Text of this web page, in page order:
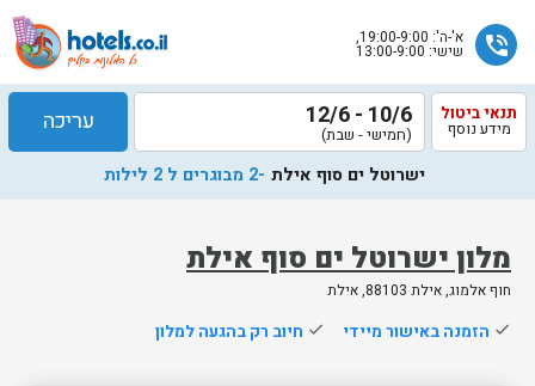
phone_in_talk א'-ה': 19:00-9:00,
שישי: 13:00-9:00
מלון ישרוטל ים סוף אילת
חוף אלמוג, אילת 88103, אילת
תנאי ביטול
מידע נוסף 10/6 - 12/6
(חמישי - שבת) עריכה
ישרוטל ים סוף אילת -2 מבוגרים ל 2 לילות
done הזמנה באישור מיידי done חיוב רק בהגעה למלון
שלח